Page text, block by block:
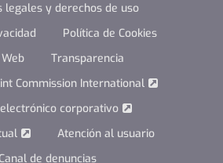
legales y derechos de uso
Política de Cookies
Transparencia
Commission International
corporativo
Atención al usuario
de denuncias